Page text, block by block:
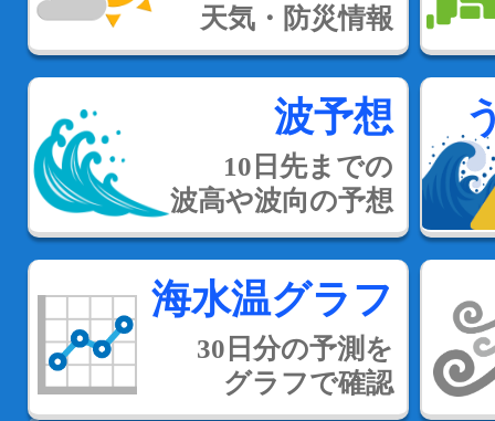
天気・防災情報
波予想
10日先までの
波高や波向の予想
海水温グラフ
30日分の予測を
グラフで確認